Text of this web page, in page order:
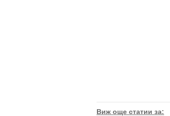
Виж още статии за: